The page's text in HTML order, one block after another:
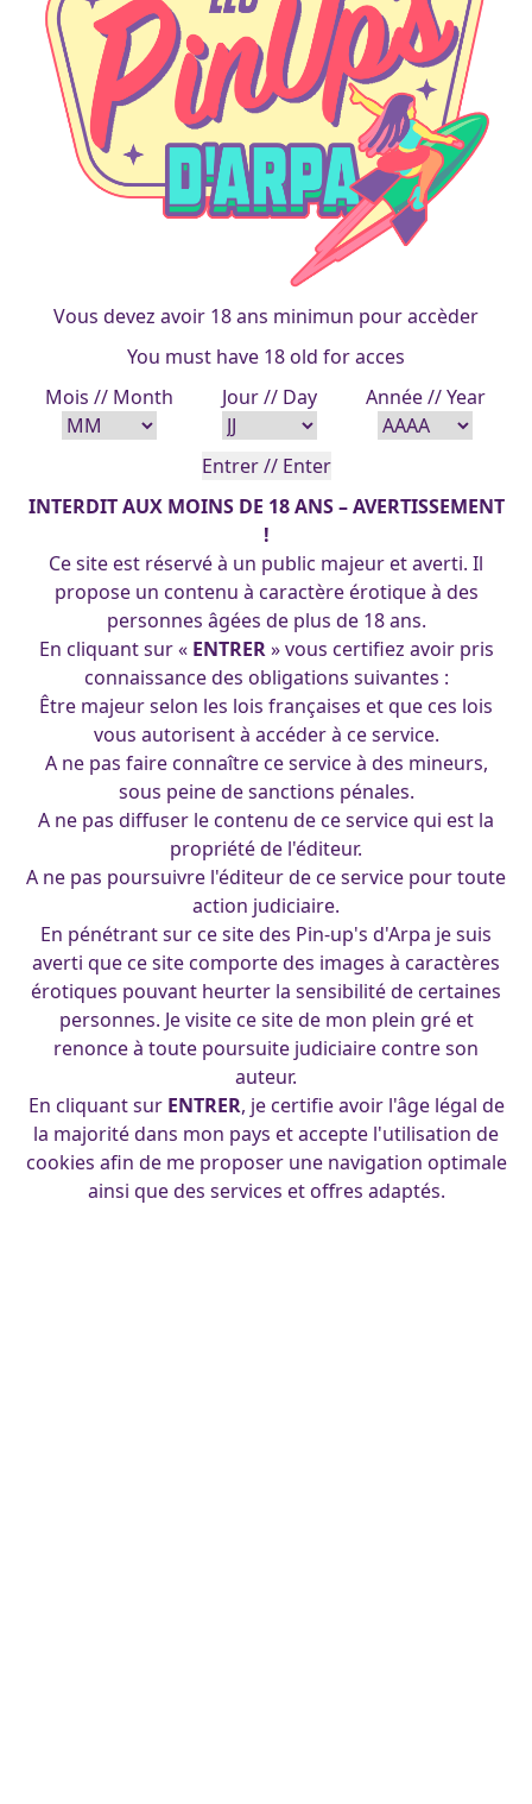
Vous devez avoir 18 ans minimun pour accèder
You must have 18 old for acces
Mois // Month
Jour // Day Année // Year
INTERDIT AUX MOINS DE 18 ANS – AVERTISSEMENT
!
Ce site est réservé à un public majeur et averti. Il
propose un contenu à caractère érotique à des
personnes âgées de plus de 18 ans.
En cliquant sur « ENTRER» vous certifiez avoir pris
connaissance des obligations suivantes :
Être majeur selon les lois françaises et que ces lois
vous autorisent à accéder à ce service.
A ne pas faire connaître ce service à des mineurs,
sous peine de sanctions pénales.
A ne pas diffuser le contenu de ce service qui est la
propriété de l'éditeur.
A ne pas poursuivre l'éditeur de ce service pour toute
action judiciaire.
En pénétrant sur ce site des Pin-up's d'Arpa je suis
averti que ce site comporte des images à caractères
érotiques pouvant heurter la sensibilité de certaines
personnes. Je visite ce site de mon plein gré et
renonce à toute poursuite judiciaire contre son
auteur.
En cliquant sur ENTRER, je certifie avoir l'âge légal de
la majorité dans mon pays et accepte l'utilisation de
cookies afin de me proposer une navigation optimale
ainsi que des services et offres adaptés.
francois | 1 avril 2017
01-04-2017
Choupette
21 octobre 2015